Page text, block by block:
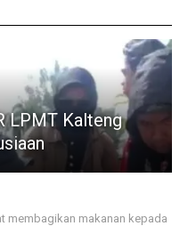
LPMT Kalteng
membagikan makanan kepada